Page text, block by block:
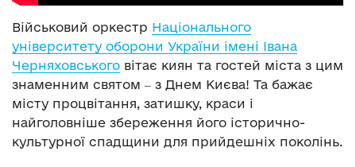
Військовий оркестр Національного
університету оборони України імені Івана
Черняховського вітає киян та гостей міста з цим
знаменним святом ‒ з Днем Києва! Та бажає
місту процвітання, затишку, краси і
найголовніше збереження його історично-
культурної спадщини для прийдешніх поколінь.